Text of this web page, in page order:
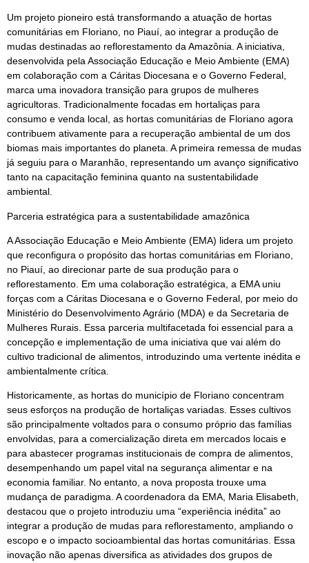
Um projeto pioneiro está transformando a atuação de hortas
comunitárias em Floriano, no Piauí, ao integrar a produção de
mudas destinadas ao reflorestamento da Amazônia. A iniciativa,
desenvolvida pela Associação Educação e Meio Ambiente (EMA)
em colaboração com a Cáritas Diocesana e o Governo Federal,
marca uma inovadora transição para grupos de mulheres
agricultoras. Tradicionalmente focadas em hortaliças para
consumo e venda local, as hortas comunitárias de Floriano agora
contribuem ativamente para a recuperação ambiental de um dos
biomas mais importantes do planeta. A primeira remessa de mudas
já seguiu para o Maranhão, representando um avanço significativo
tanto na capacitação feminina quanto na sustentabilidade
ambiental.
Parceria estratégica para a sustentabilidade amazônica
A Associação Educação e Meio Ambiente (EMA) lidera um projeto
que reconfigura o propósito das hortas comunitárias em Floriano,
no Piauí, ao direcionar parte de sua produção para o
reflorestamento. Em uma colaboração estratégica, a EMA uniu
forças com a Cáritas Diocesana e o Governo Federal, por meio do
Ministério do Desenvolvimento Agrário (MDA) e da Secretaria de
Mulheres Rurais. Essa parceria multifacetada foi essencial para a
concepção e implementação de uma iniciativa que vai além do
cultivo tradicional de alimentos, introduzindo uma vertente inédita e
ambientalmente crítica.
Historicamente, as hortas do município de Floriano concentram
seus esforços na produção de hortaliças variadas. Esses cultivos
são principalmente voltados para o consumo próprio das famílias
envolvidas, para a comercialização direta em mercados locais e
para abastecer programas institucionais de compra de alimentos,
desempenhando um papel vital na segurança alimentar e na
economia familiar. No entanto, a nova proposta trouxe uma
mudança de paradigma. A coordenadora da EMA, Maria Elisabeth,
destacou que o projeto introduziu uma “experiência inédita” ao
integrar a produção de mudas para reflorestamento, ampliando o
escopo e o impacto socioambiental das hortas comunitárias. Essa
inovação não apenas diversifica as atividades dos grupos de